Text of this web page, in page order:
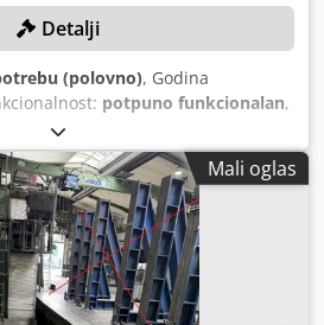
Detalji
(polovno), Godina
potpuno funkcionalan,
X:300 mm
mm, visina struganja:380 mm,
ležaja:250 mm, TEHNIČKI
140 mm Prečnik obrtnog kruga:
mm Hodovi Hod - X osa: 300
Vreteno Brzina obrtanja vretena:
snaga pri 40% radnog ciklusa:
DIN 55026 - veličina 6 Prečnik
Mali oglas